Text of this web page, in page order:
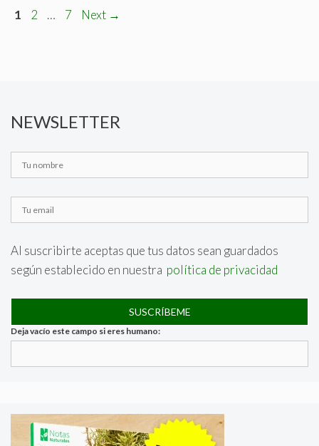
P
1
P
2 …
P
7 Next →
NEWSLETTER
Al suscribirte aceptas que tus datos sean guardados
según establecido en nuestra política de privacidad
Deja vacío este campo si eres humano: